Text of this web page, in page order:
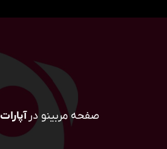
صفحه مربینو در آپارات